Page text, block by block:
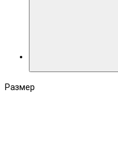
Размер